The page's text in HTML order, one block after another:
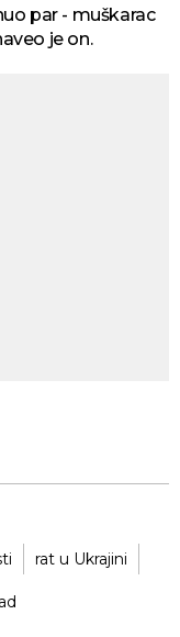
par - muškarac
je on.
rat u Ukrajini